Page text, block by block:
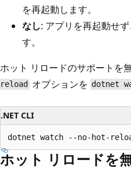
を再起動します。
なし: アプリを再起動せ
す。
ホット リロードのサポートを
reload
オプションを dotnet
.NET CLI
ホット リロードを